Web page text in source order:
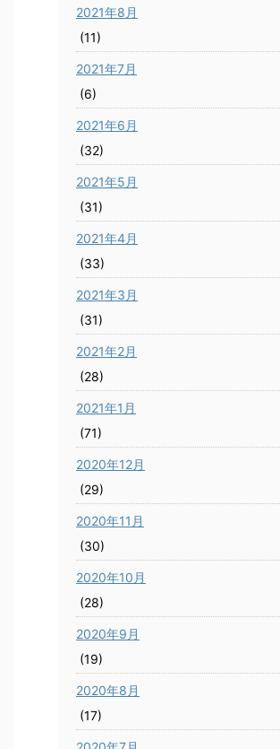
2021年8月
(11)
2021年7月
(6)
2021年6月
(32)
2021年5月
(31)
2021年4月
(33)
2021年3月
(31)
2021年2月
(28)
2021年1月
(71)
2020年12月
(29)
2020年11月
(30)
2020年10月
(28)
2020年9月
(19)
2020年8月
(17)